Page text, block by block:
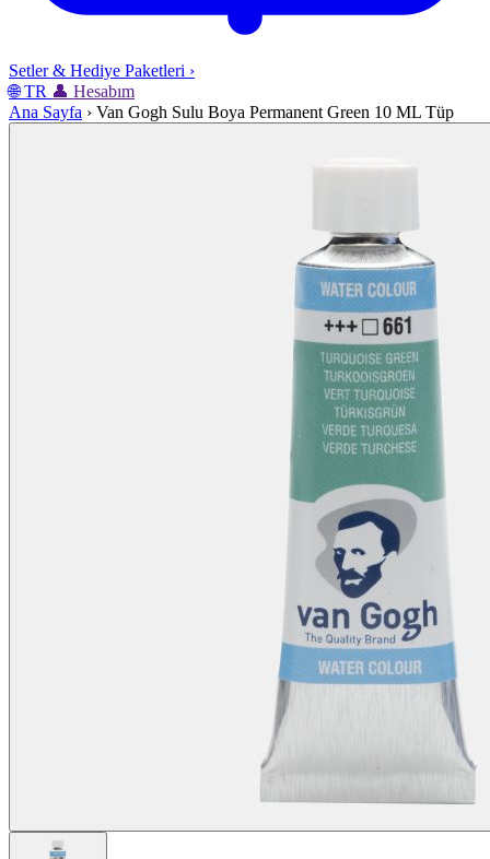
Setler & Hediye Paketleri ›
🌐 TR 👤 Hesabım
Ana Sayfa › Van Gogh Sulu Boya Permanent Green 10 ML Tüp